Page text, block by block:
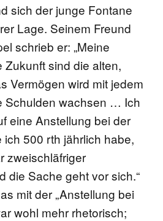
sich der junge Fontane
Lage. Seinem Freund
schrieb er: „Meine
Zukunft sind die alten,
Vermögen wird mit jedem
Schulden wachsen … Ich
eine Anstellung bei der
500 rth jährlich habe,
zweischläfriger
die Sache geht vor sich.“
mit der „Anstellung bei
wohl mehr rhetorisch;